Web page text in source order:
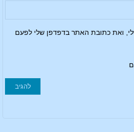
ואת כתובת האתר בדפדפן שלי לפעם